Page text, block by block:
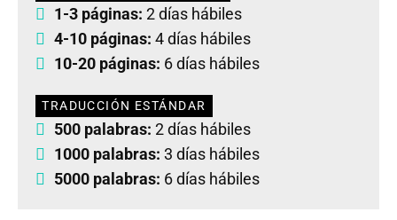
1-3 páginas: 2 días hábiles
4-10 páginas: 4 días hábiles
10-20 páginas: 6 días hábiles
TRADUCCIÓN ESTÁNDAR
500 palabras: 2 días hábiles
1000 palabras: 3 días hábiles
5000 palabras: 6 días hábiles